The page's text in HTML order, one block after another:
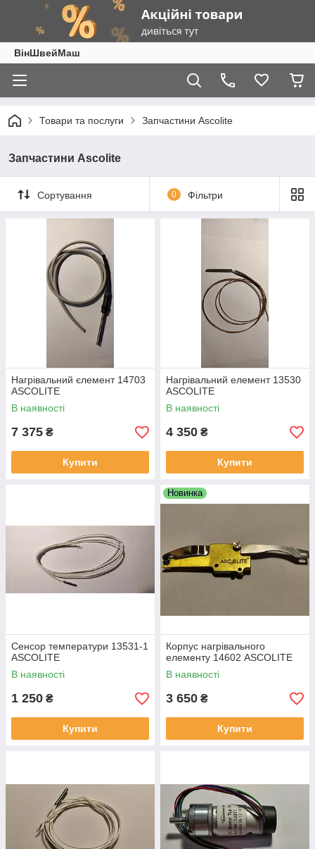
ВінШвейМаш
Товари та послуги Запчастини Ascolite
Запчастини Ascolite
Сортування 0 Фільтри
Нагрівальний єлемент 14703
ASCOLITE
В наявності
7 375 ₴
Купити
Нагрівальний елемент 13530
ASCOLITE
В наявності
4 350 ₴
Купити
Сенсор температури 13531-1
ASCOLITE
В наявності
1 250 ₴
Купити
Новинка
Корпус нагрівального
елементу 14602 ASCOLITE
В наявності
3 650 ₴
Купити